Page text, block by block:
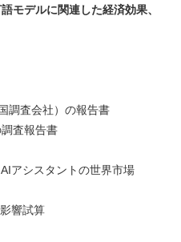
モデルに関連した経済効果、
査会社）の報告書
査報告書
アシスタントの世界市場
響試算